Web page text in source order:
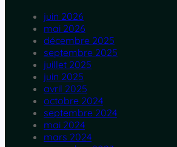
juin 2026
mai 2026
décembre 2025
septembre 2025
juillet 2025
juin 2025
avril 2025
octobre 2024
septembre 2024
mai 2024
mars 2024